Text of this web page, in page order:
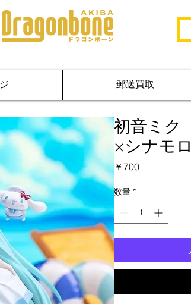
郵送買取
初音ミク
×シナモ
￥700価
数量 *